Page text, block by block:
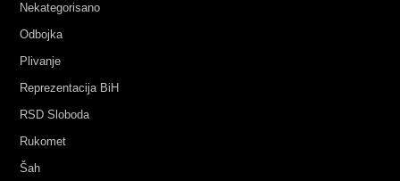
Nekategorisano
Odbojka
Plivanje
Reprezentacija BiH
RSD Sloboda
Rukomet
Šah